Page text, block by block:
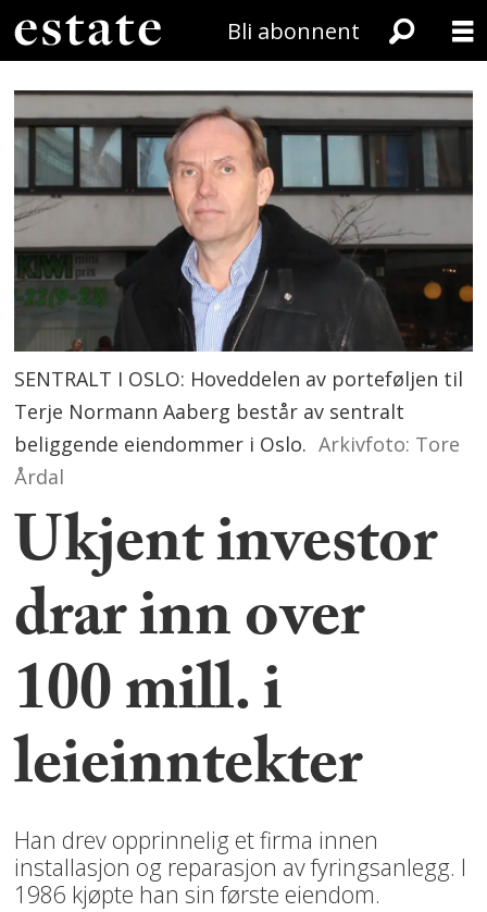
Bli abonnent
SENTRALT I OSLO: Hoveddelen av porteføljen til
Terje Normann Aaberg består av sentralt
beliggende eiendommer i Oslo. Arkivfoto: Tore
Årdal
Ukjent investor
drar inn over
100 mill. i
leieinntekter
Han drev opprinnelig et firma innen
installasjon og reparasjon av fyringsanlegg. I
1986 kjøpte han sin første eiendom.